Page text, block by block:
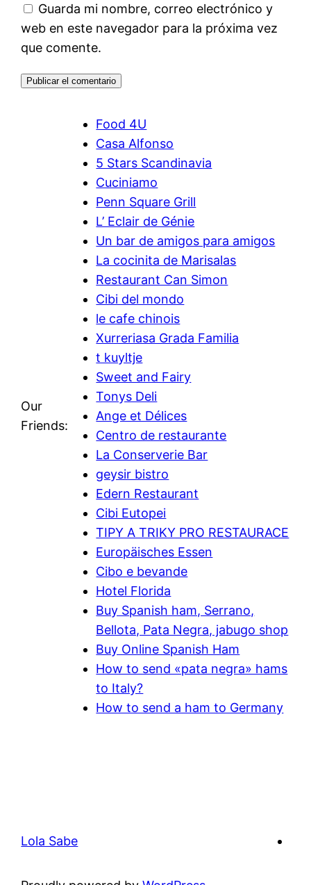
Guarda mi nombre, correo electrónico y
web en este navegador para la próxima vez
que comente.
Our
Friends:
Food 4U
Casa Alfonso
5 Stars Scandinavia
Cuciniamo
Penn Square Grill
L’ Eclair de Génie
Un bar de amigos para amigos
La cocinita de Marisalas
Restaurant Can Simon
Cibi del mondo
le cafe chinois
Xurreriasa Grada Familia
t kuyltje
Sweet and Fairy
Tonys Deli
Ange et Délices
Centro de restaurante
La Conserverie Bar
geysir bistro
Edern Restaurant
Cibi Eutopei
TIPY A TRIKY PRO RESTAURACE
Europäisches Essen
Cibo e bevande
Hotel Florida
Buy Spanish ham, Serrano,
Bellota, Pata Negra, jabugo shop
Buy Online Spanish Ham
How to send «pata negra» hams
to Italy?
How to send a ham to Germany
Lola Sabe